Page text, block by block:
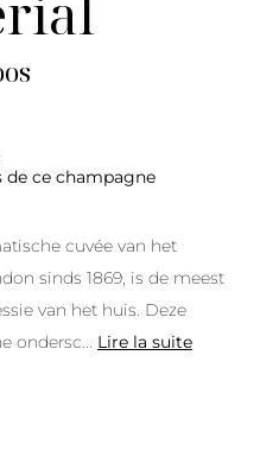
de ce champagne
cuvée van het
sinds 1869, is de meest
van het huis. Deze
ondersc
Lire la suite